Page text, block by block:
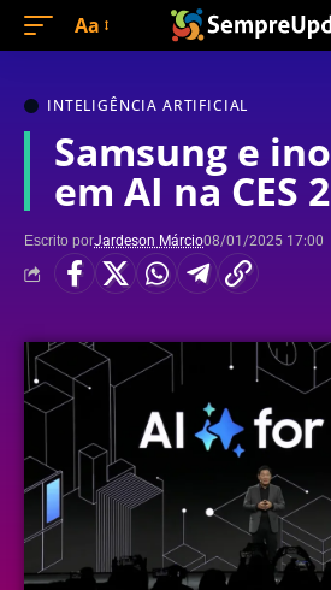
Aa
INTELIGÊNCIA ARTIFICIAL
Samsung e
em AI na CES
Escrito porJardeson Márcio08/01/2025 17:00